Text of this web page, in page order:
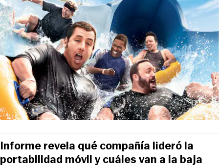
Informe revela qué compañía lideró la
portabilidad móvil y cuáles van a la baja